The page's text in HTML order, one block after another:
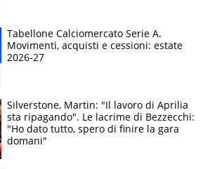
Tabellone Calciomercato Serie A.
Movimenti, acquisti e cessioni: estate
2026-27
Silverstone, Martin: "Il lavoro di Aprilia
sta ripagando". Le lacrime di Bezzecchi:
"Ho dato tutto, spero di finire la gara
domani"